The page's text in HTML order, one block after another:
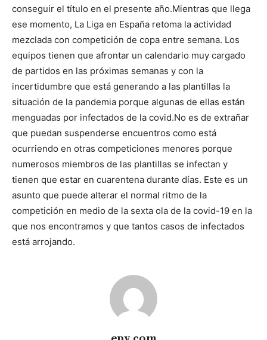
conseguir el título en el presente año.Mientras que llega
ese momento, La Liga en España retoma la actividad
mezclada con competición de copa entre semana. Los
equipos tienen que afrontar un calendario muy cargado
de partidos en las próximas semanas y con la
incertidumbre que está generando a las plantillas la
situación de la pandemia porque algunas de ellas están
menguadas por infectados de la covid.No es de extrañar
que puedan suspenderse encuentros como está
ocurriendo en otras competiciones menores porque
numerosos miembros de las plantillas se infectan y
tienen que estar en cuarentena durante días. Este es un
asunto que puede alterar el normal ritmo de la
competición en medio de la sexta ola de la covid-19 en la
que nos encontramos y que tantos casos de infectados
está arrojando.